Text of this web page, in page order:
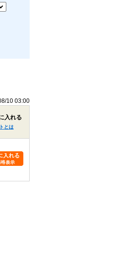
10 03:00
入れる
とは